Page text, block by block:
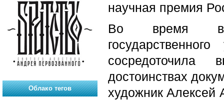
научная премия
Во время
сосредоточила
достоинствах
художник Алексей
Облако тегов